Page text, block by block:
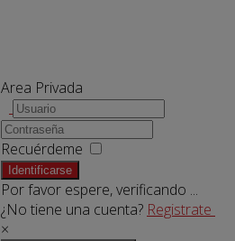
Area Privada
Recuérdeme
Identificarse
Por favor espere, verificando ...
¿No tiene una cuenta? Registrate
×